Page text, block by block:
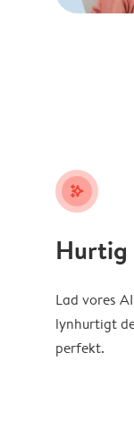
stars_plus
Hurtig
Lad vores
lynhurtigt
perfekt.